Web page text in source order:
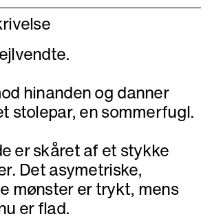
hinanden og danner
stolepar, en sommerfugl.
er skåret af et stykke
Det asymetriske,
mønster er trykt, mens
er flad.